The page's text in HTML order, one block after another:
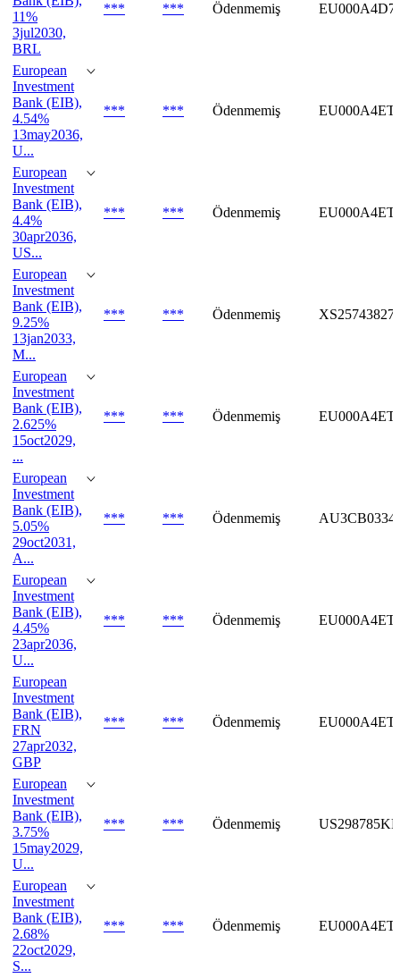
11%
3jul2030,
BRL
*** *** Ödenmemiş
European
Investment
Bank (EIB),
4.54%
13may2036,
U...
*** *** Ödenmemiş
European
Investment
Bank (EIB),
4.4%
30apr2036,
US...
*** *** Ödenmemiş
European
Investment
Bank (EIB),
9.25%
13jan2033,
M...
*** *** Ödenmemiş
European
Investment
Bank (EIB),
2.625%
15oct2029,
...
*** *** Ödenmemiş
European
Investment
Bank (EIB),
5.05%
29oct2031,
A...
*** *** Ödenmemiş
European
Investment
Bank (EIB),
4.45%
23apr2036,
U...
*** *** Ödenmemiş
European
Investment
Bank (EIB),
FRN
27apr2032,
GBP
*** *** Ödenmemiş
European
Investment
Bank (EIB),
3.75%
15may2029,
U...
*** *** Ödenmemiş
European
Investment
Bank (EIB),
2.68%
22oct2029,
S...
*** *** Ödenmemiş